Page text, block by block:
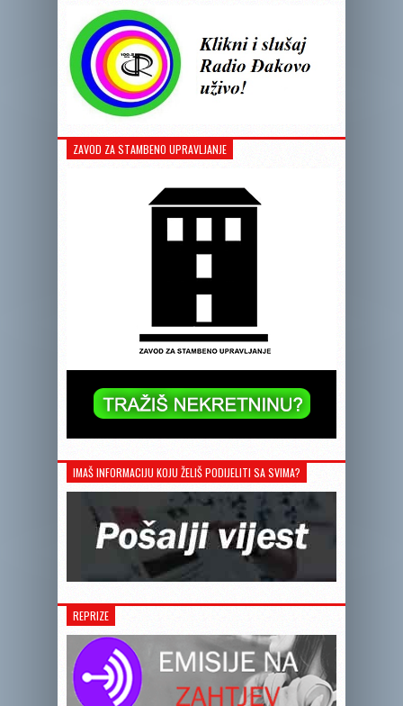
ZAVOD ZA STAMBENO UPRAVLJANJE
IMAŠ INFORMACIJU KOJU ŽELIŠ PODIJELITI SA SVIMA?
REPRIZE